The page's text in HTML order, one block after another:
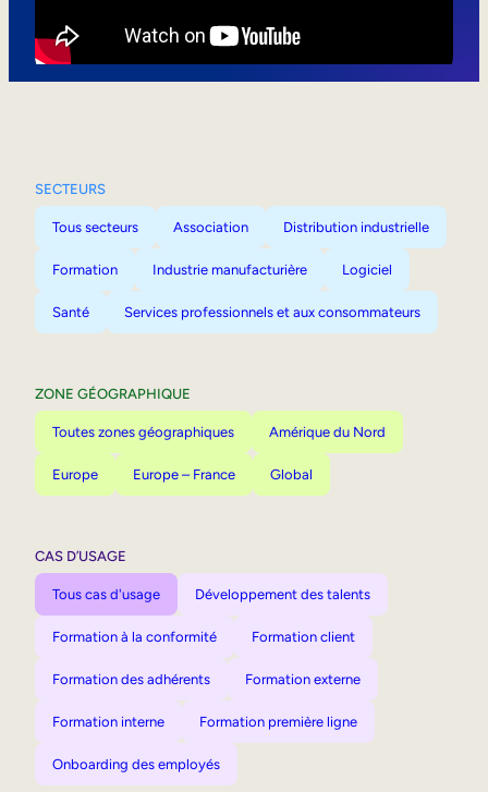
SECTEURS
Tous secteurs Association Distribution industrielle
Formation Industrie manufacturière Logiciel
Santé Services professionnels et aux consommateurs
ZONE GÉOGRAPHIQUE
Toutes zones géographiques Amérique du Nord
Europe Europe – France Global
CAS D’USAGE
Tous cas d'usage Développement des talents
Formation à la conformité Formation client
Formation des adhérents Formation externe
Formation interne Formation première ligne
Onboarding des employés